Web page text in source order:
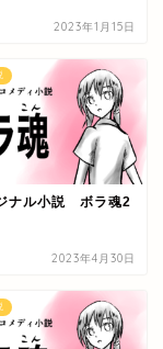
2023年1月15日
ナル小説 ボラ魂2
2023年4月30日